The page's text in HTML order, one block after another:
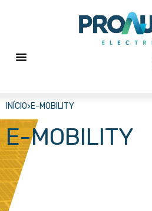
INÍCIO›E-MOBILITY
E-MOBILITY